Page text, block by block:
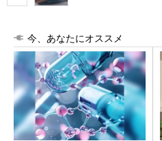
今、あなたにオススメ